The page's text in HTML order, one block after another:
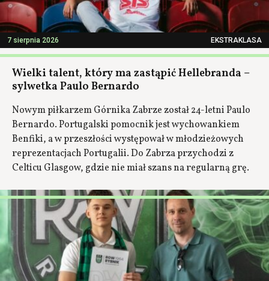
7 sierpnia 2026 EKSTRAKLASA
Wielki talent, który ma zastąpić Hellebranda –
sylwetka Paulo Bernardo
Nowym piłkarzem Górnika Zabrze został 24-letni Paulo
Bernardo. Portugalski pomocnik jest wychowankiem
Benfiki, a w przeszłości występował w młodzieżowych
reprezentacjach Portugalii. Do Zabrza przychodzi z
Celticu Glasgow, gdzie nie miał szans na regularną grę.